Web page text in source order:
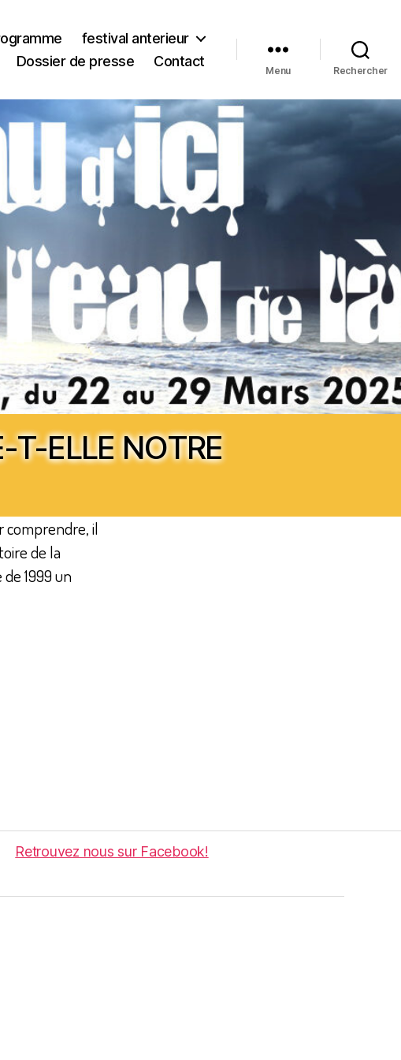
festival anterieur
Dossier de presse Contact
Menu Rechercher
T-ELLE NOTRE
il
de la
1999 un
Retrouvez nous sur Facebook!